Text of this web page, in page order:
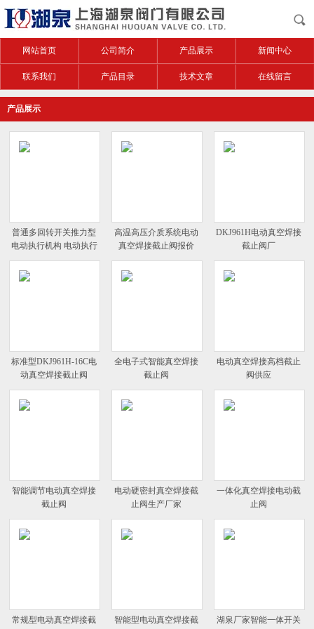
网站首页 公司简介 产品展示 新闻中心
联系我们 产品目录 技术文章 在线留言
产品展示
普通多回转开关推力型
电动执行机构 电动执行
器
高温高压介质系统电动
真空焊接截止阀报价
DKJ961H电动真空焊接
截止阀厂
标准型DKJ961H-16C电
动真空焊接截止阀
全电子式智能真空焊接
截止阀
电动真空焊接高档截止
阀供应
智能调节电动真空焊接
截止阀
电动硬密封真空焊接截
止阀生产厂家
一体化真空焊接电动截
止阀
常规型电动真空焊接截
智能型电动真空焊接截
湖泉厂家智能一体开关